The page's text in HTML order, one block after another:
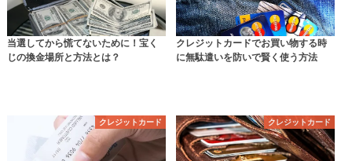
当選してから慌てないために！宝く
じの換金場所と方法とは？
クレジットカードでお買い物する時
に無駄遣いを防いで賢く使う方法
クレジットカード クレジットカード